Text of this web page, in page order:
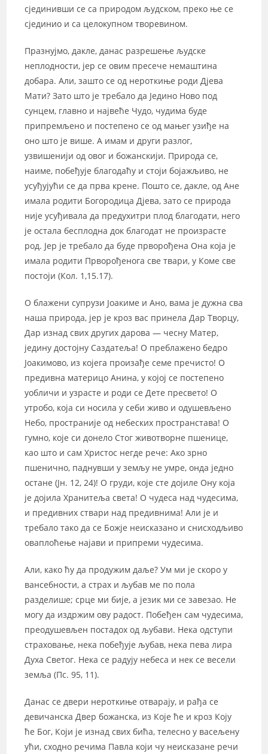
сјединивши се са природом људском, преко ње се
сјединио и са целокупном творевином.
Празнујмо, дакле, данас разрешење људске
неплодности, јер се овим пресече немаштина
добара. Али, зашто се од нероткиње роди Дјева
Мати? Зато што је требало да Једино Ново под
сунцем, главно и највеће Чудо, чудима буде
припремљено и постепено се од мањег узиђе на
оно што је више. А имам и други разлог,
узвишенији од овог и божанскији. Природа се,
наиме, побеђује благодаћу и стоји бојажљиво, не
усуђујући се да прва крене. Пошто се, дакле, од Ане
имала родити Богородица Дјева, зато се природа
није усуђивала да предухитри плод благодати, него
је остала бесплодна док благодат не произрасте
род. Јер је требало да буде прворођена Она која је
имала родити Прворођенога све твари, у Коме све
постоји (Кол. 1,15.17).
О блажени супрузи Јоакиме и Ано, вама је дужна сва
наша природа, јер је кроз вас принела Дар Творцу,
Дар изнад свих других дарова — чесну Матер,
једину достојну Саздатеља! О преблажено бедро
Јоакимово, из којега произађе семе пречисто! О
предивна материцо Анина, у којој се постепено
уобличи и узрасте и роди се Дете пресвето! О
утробо, која си носила у себи живо и одушевљено
Небо, пространије од небеских пространстава! О
гумно, које си донело Стог животворне пшенице,
као што и сам Христос негде рече: Ако зрно
пшенично, паднувши у земљу не умре, онда једно
остане (Јн. 12, 24)! О груди, које сте дојиле Ону која
је дојила Хранитеља света! О чудеса над чудесима,
и предивних ствари над предивнима! Али је и
требало тако да се Божје неисказано и снисходљиво
оваплоћење најави и припреми чудесима.
Али, како ћу да продужим даље? Ум ми је скоро у
вансебности, а страх и љубав ме по пола
разделише; срце ми бије, а језик ми се завезао. Не
могу да издржим ову радост. Побеђен сам чудесима,
преодушевљен постадох од љубави. Нека одступи
страховање, нека побеђује љубав, нека пева лира
Духа Светог. Нека се радују небеса и нек се весели
земља (Пс. 95, 11).
Данас се двери нероткиње отварају, и рађа се
девичанска Двер божанска, из Које ће и кроз Коју
ће Бог, Који је изнад свих бића, телесно у васељену
ући, сходно речима Павла који чу неисказане речи